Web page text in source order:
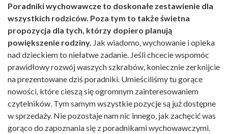
Poradniki wychowawcze to doskonałe zestawienie dla
wszystkich rodziców. Poza tym to także świetna
propozycja dla tych, którzy dopiero planują
powiększenie rodziny. Jak wiadomo, wychowanie i opieka
nad dzieckiem to niełatwe zadanie. Jeśli chcecie wspomóc
prawidłowy rozwój waszych szkrabów, koniecznie zerknijcie
na prezentowane dziś poradniki. Umieściliśmy tu gorące
nowości, które cieszą się ogromnym zainteresowaniem
czytelników. Tym samym wszystkie pozycje są już dostępne
w sprzedaży. Nie pozostaje nam nic innego, jak zachęcić was
gorąco do zapoznania się z poradnikami wychowawczymi.